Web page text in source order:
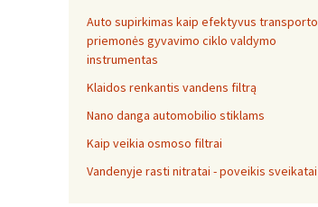
Auto supirkimas kaip efektyvus transporto
priemonės gyvavimo ciklo valdymo
instrumentas
Klaidos renkantis vandens filtrą
Nano danga automobilio stiklams
Kaip veikia osmoso filtrai
Vandenyje rasti nitratai - poveikis sveikatai